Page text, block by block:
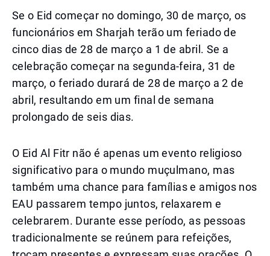
Se o Eid começar no domingo, 30 de março, os
funcionários em Sharjah terão um feriado de
cinco dias de 28 de março a 1 de abril. Se a
celebração começar na segunda-feira, 31 de
março, o feriado durará de 28 de março a 2 de
abril, resultando em um final de semana
prolongado de seis dias.
O Eid Al Fitr não é apenas um evento religioso
significativo para o mundo muçulmano, mas
também uma chance para famílias e amigos nos
EAU passarem tempo juntos, relaxarem e
celebrarem. Durante esse período, as pessoas
tradicionalmente se reúnem para refeições,